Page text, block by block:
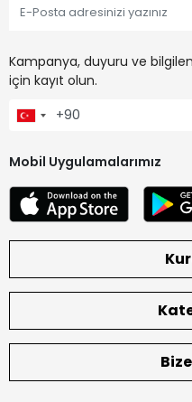
Kampanya, duyuru ve
için kayıt olun.
Mobil Uygulamalarımız